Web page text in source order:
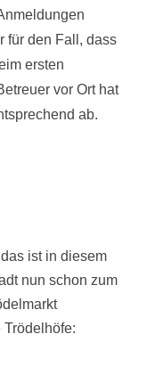
für den Fall, dass
ersten
vor Ort hat
ab.
ist in diesem
nun schon zum